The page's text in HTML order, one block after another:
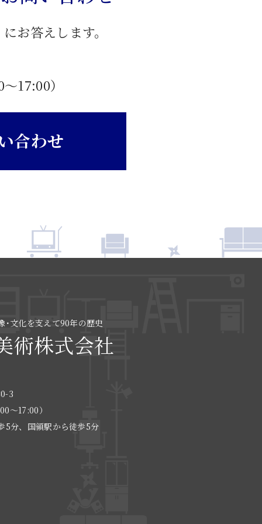
お答えします。
〜17:00）
合わせ
･文化を支えて90年の歴史
術株式会社
3
〜17:00）
分、国領駅から徒歩5分